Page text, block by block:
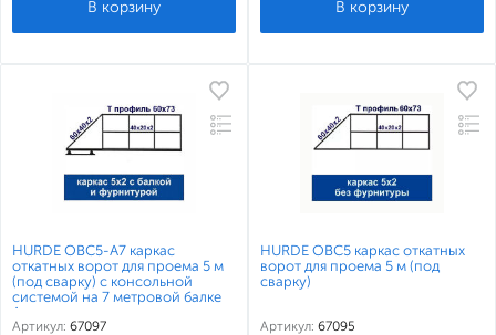
HURDE ОВС5-А7 каркас
откатных ворот для проема 5 м
(под сварку) с консольной
системой на 7 метровой балке
Алютех
Артикул: 67097
HURDE ОВС5 каркас откатных
ворот для проема 5 м (под
сварку)
Артикул: 67095